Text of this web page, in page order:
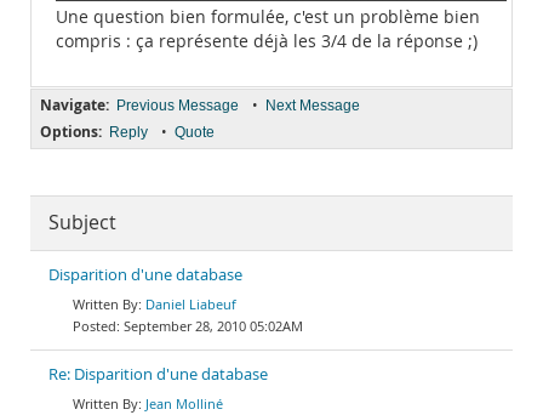
Une question bien formulée, c'est un problème bien
compris : ça représente déjà les 3/4 de la réponse ;)
Navigate: Previous Message • Next Message
Options: Reply • Quote
Subject
Disparition d'une database
Daniel Liabeuf
September 28, 2010 05:02AM
Re: Disparition d'une database
Jean Molliné